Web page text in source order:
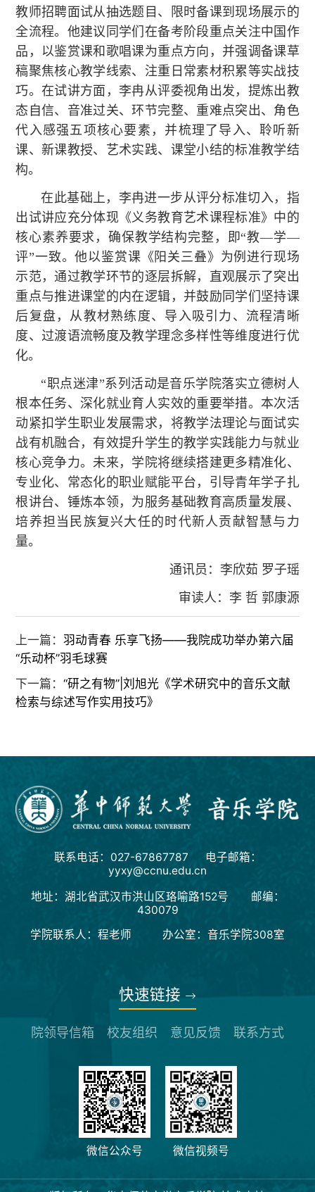
教师招聘面试从抽选题目、限时备课到现场展示的
全流程。他建议同学们在备考阶段重点关注中国作
品，以鉴赏课和歌唱课为重点方向，并强调备课草
稿聚焦核心教学线索、注重日常素材积累等实战技
巧。在试讲方面，李冉从评委视角出发，提炼出教
态自信、音准过关、环节完整、重难点突出、角色
代入感强五项核心要素，并梳理了导入、聆听新
课、新课教授、艺术实践、课堂小结的标准教学结
构。
在此基础上，李冉进一步从评分标准切入，指
出试讲应充分体现《义务教育艺术课程标准》中的
核心素养要求，确保教学结构完整，即“教—学—
评”一致。他以鉴赏课《阳关三叠》为例进行现场
示范，通过教学环节的逐层拆解，直观展示了突出
重点与推进课堂的内在逻辑，并鼓励同学们坚持课
后复盘，从教材熟练度、导入吸引力、流程清晰
度、过渡语流畅度及教学理念多样性等维度进行优
化。
“职点迷津”系列活动是音乐学院落实立德树人
根本任务、深化就业育人实效的重要举措。本次活
动紧扣学生职业发展需求，将教学法理论与面试实
战有机融合，有效提升学生的教学实践能力与就业
核心竞争力。未来，学院将继续搭建更多精准化、
专业化、常态化的职业赋能平台，引导青年学子扎
根讲台、锤炼本领，为服务基础教育高质量发展、
培养担当民族复兴大任的时代新人贡献智慧与力
量。
通讯员：李欣茹 罗子瑶
审读人：李 哲 郭康源
上一篇：羽动青春 乐享飞扬——我院成功举办第六届
“乐动杯”羽毛球赛
下一篇：“研之有物”|刘旭光《学术研究中的音乐文献
检索与综述写作实用技巧》
联系电话：027-67867787 电子邮箱：
yyxy@ccnu.edu.cn
地址：湖北省武汉市洪山区珞喻路152号 邮编：
430079
学院联系人：程老师 办公室：音乐学院308室
快速链接
院领导信箱 校友组织 意见反馈 联系方式
微信公众号 微信视频号